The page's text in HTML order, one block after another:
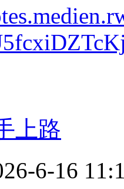
上路
6-16